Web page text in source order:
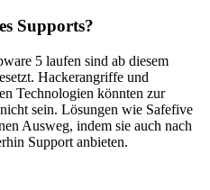
Supports?
5 laufen sind ab diesem
Hackerangriffe und
Technologien könnten zur
sein. Lösungen wie Safefive
Ausweg, indem sie auch nach
Support anbieten.